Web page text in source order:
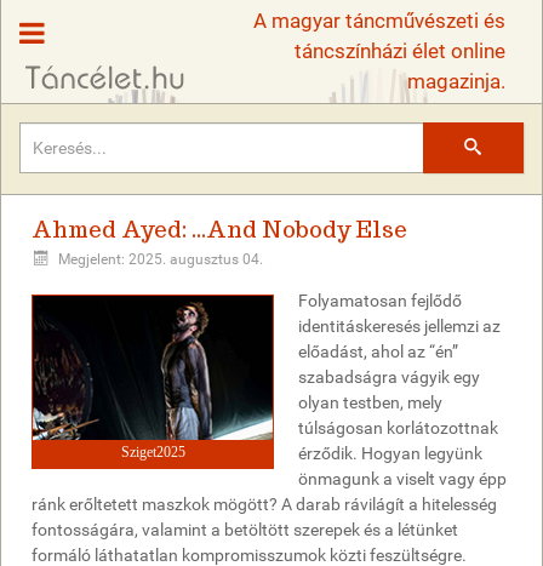
A magyar táncművészeti és
táncszínházi élet online
magazinja.
Ahmed Ayed: ...And Nobody Else
Megjelent: 2025. augusztus 04.
Sziget2025
Folyamatosan fejlődő
identitáskeresés jellemzi az
előadást, ahol az “én”
szabadságra vágyik egy
olyan testben, mely
túlságosan korlátozottnak
érződik. Hogyan legyünk
önmagunk a viselt vagy épp
ránk erőltetett maszkok mögött? A darab rávilágít a hitelesség
fontosságára, valamint a betöltött szerepek és a létünket
formáló láthatatlan kompromisszumok közti feszültségre.